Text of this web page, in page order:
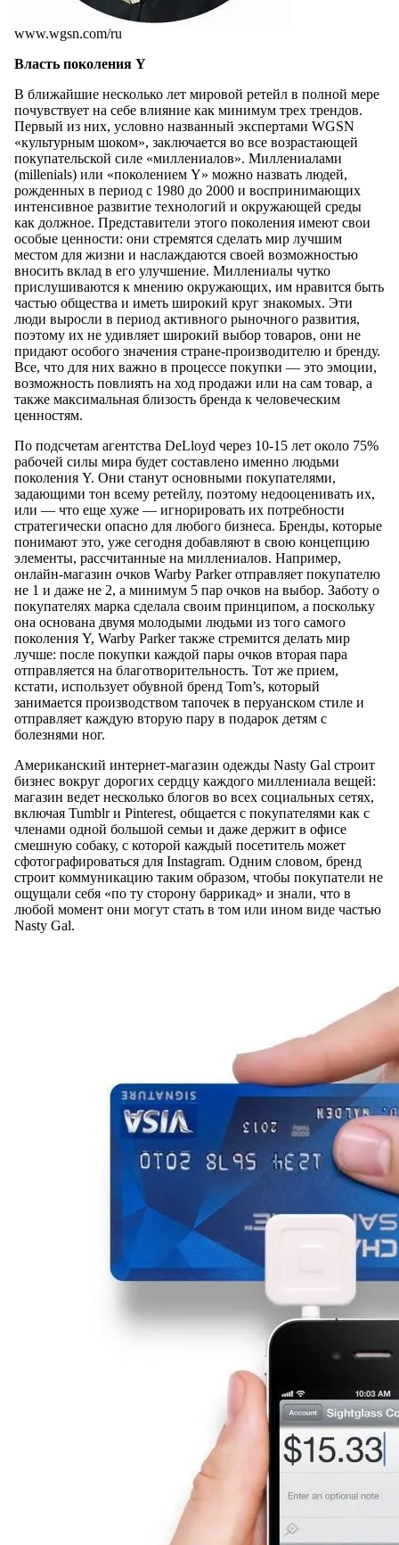
www.wgsn.com/ru
Власть поколения Y
В ближайшие несколько лет мировой ретейл в полной мере
почувствует на себе влияние как минимум трех трендов.
Первый из них, условно названный экспертами WGSN
«культурным шоком», заключается во все возрастающей
покупательской силе «миллениалов». Миллениалами
(millenials) или «поколением Y» можно назвать людей,
рожденных в период с 1980 до 2000 и воспринимающих
интенсивное развитие технологий и окружающей среды
как должное. Представители этого поколения имеют свои
особые ценности: они стремятся сделать мир лучшим
местом для жизни и наслаждаются своей возможностью
вносить вклад в его улучшение. Миллениалы чутко
прислушиваются к мнению окружающих, им нравится быть
частью общества и иметь широкий круг знакомых. Эти
люди выросли в период активного рыночного развития,
поэтому их не удивляет широкий выбор товаров, они не
придают особого значения стране-производителю и бренду.
Все, что для них важно в процессе покупки — это эмоции,
возможность повлиять на ход продажи или на сам товар, а
также максимальная близость бренда к человеческим
ценностям.
По подсчетам агентства DeLloyd через 10-15 лет около 75%
рабочей силы мира будет составлено именно людьми
поколения Y. Они станут основными покупателями,
задающими тон всему ретейлу, поэтому недооценивать их,
или — что еще хуже — игнорировать их потребности
стратегически опасно для любого бизнеса. Бренды, которые
понимают это, уже сегодня добавляют в свою концепцию
элементы, рассчитанные на миллениалов. Например,
онлайн-магазин очков Warby Parker отправляет покупателю
не 1 и даже не 2, а минимум 5 пар очков на выбор. Заботу о
покупателях марка сделала своим принципом, а поскольку
она основана двумя молодыми людьми из того самого
поколения Y, Warby Parker также стремится делать мир
лучше: после покупки каждой пары очков вторая пара
отправляется на благотворительность. Тот же прием,
кстати, использует обувной бренд Tom’s, который
занимается производством тапочек в перуанском стиле и
отправляет каждую вторую пару в подарок детям с
болезнями ног.
Американский интернет-магазин одежды Nasty Gal строит
бизнес вокруг дорогих сердцу каждого миллениала вещей:
магазин ведет несколько блогов во всех социальных сетях,
включая Tumblr и Pinterest, общается с покупателями как с
членами одной большой семьи и даже держит в офисе
смешную собаку, с которой каждый посетитель может
сфотографироваться для Instagram. Одним словом, бренд
строит коммуникацию таким образом, чтобы покупатели не
ощущали себя «по ту сторону баррикад» и знали, что в
любой момент они могут стать в том или ином виде частью
Nasty Gal.